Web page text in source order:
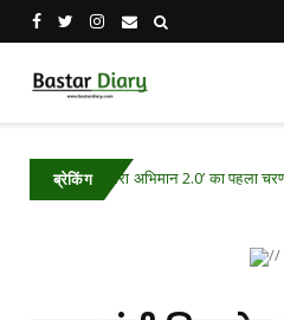
ब्रेकिंग
रेशम मेरा अभिमान 2.0’ का पहला चरण सफल